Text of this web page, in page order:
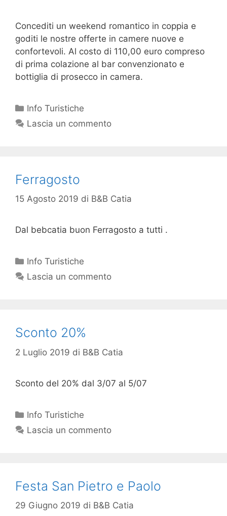
Concediti un weekend romantico in coppia e
goditi le nostre offerte in camere nuove e
confortevoli. Al costo di 110,00 euro compreso
di prima colazione al bar convenzionato e
bottiglia di prosecco in camera.
Info Turistiche
Lascia un commento
Ferragosto
15 Agosto 2019 di B&B Catia
Dal bebcatia buon Ferragosto a tutti .
Info Turistiche
Lascia un commento
Sconto 20%
2 Luglio 2019 di B&B Catia
Sconto del 20% dal 3/07 al 5/07
Info Turistiche
Lascia un commento
Festa San Pietro e Paolo
29 Giugno 2019 di B&B Catia